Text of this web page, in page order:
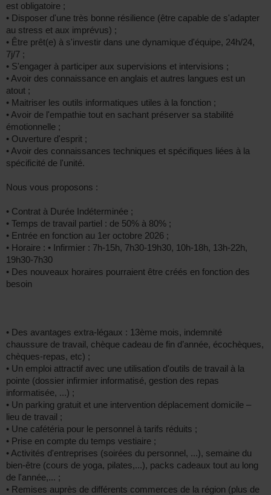
est obligatoire ;
• Disposer d'une très bonne résilience (être capable de s'adapter
au stress et aux imprévus) ;
• Être prêt(e) à s'investir dans une dynamique d'équipe, 24h/24,
7j/7 ;
• S'engager à participer aux supervisions et intervisions ;
• Avoir des connaissance en anglais et autres langues est un
atout ;
• Maitriser les outils informatiques utiles à la fonction ;
• Avoir de l'empathie tout en sachant préserver sa stabilité
émotionnelle ;
• Ouverture d'esprit ;
• Avoir des connaissances techniques et spécifiques liées à la
spécificité de l'unité.
Nous vous proposons :
• Contrat à Durée Indéterminée ;
• Temps de travail partiel : de 50% à 80% ;
• Entrée en fonction au 1er octobre 2026 ;
• Horaire : • Infirmier : 7h-15h, 7h30-19h30, 10h-18h, 13h-22h,
19h30-7h30
• Des nouveaux horaires pourraient être créés en fonction des
besoin
• Des avantages extra-légaux : 13ème mois, indemnité
chaussure de travail, chèque cadeau de fin d’année, écochèques,
chèques-repas, etc) ;
• Un emploi attractif avec une utilisation d'outils de travail à la
pointe (dossier infirmier informatisé, gestion des repas
informatisée, ...) ;
• Un parking gratuit et une intervention déplacement domicile –
lieu de travail ;
• Une cafétéria pour le personnel à tarifs réduits ;
• Prise en compte du temps vestiaire ;
• Activités d'entreprises (soirées du personnel, ...), semaine du
bien-être (cours de yoga, pilates,...), packs cadeaux tout au long
de l'année,... ;
• Remises auprès de différents commerces de la région (plus de